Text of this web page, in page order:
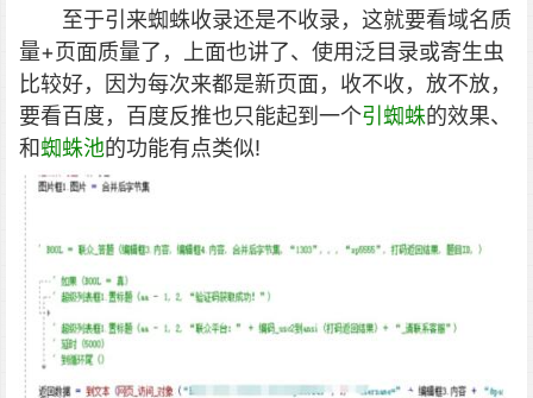
至于引来蜘蛛收录还是不收录，这就要看域名质
量+页面质量了，上面也讲了、使用泛目录或寄生虫
比较好，因为每次来都是新页面，收不收，放不放，
要看百度，百度反推也只能起到一个引蜘蛛的效果、
和蜘蛛池的功能有点类似!